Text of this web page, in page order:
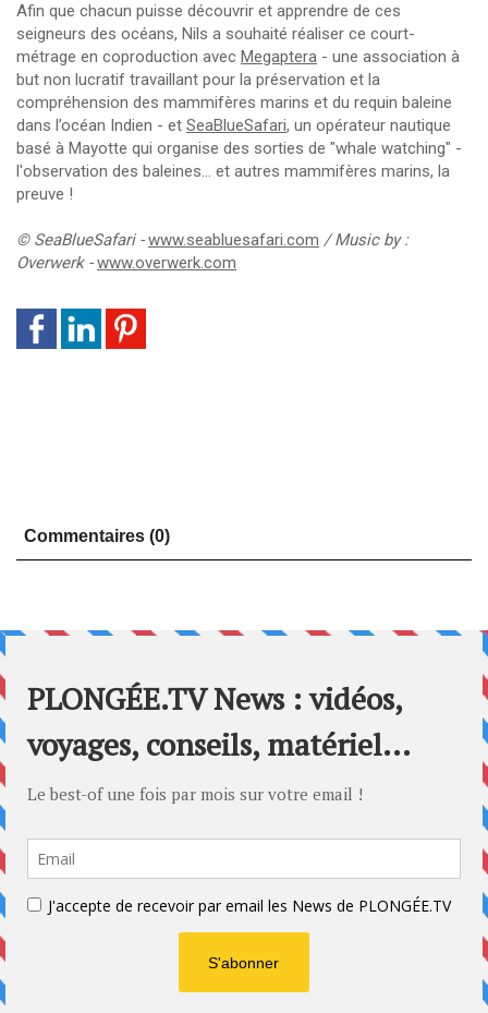
Afin que chacun puisse découvrir et apprendre de ces
seigneurs des océans, Nils a souhaité réaliser ce court-
métrage en coproduction avec Megaptera - une association à
but non lucratif travaillant pour la préservation et la
compréhension des mammifères marins et du requin baleine
dans l’océan Indien - et SeaBlueSafari, un opérateur nautique
basé à Mayotte qui organise des sorties de "whale watching" -
l'observation des baleines... et autres mammifères marins, la
preuve !
© SeaBlueSafari -www.seabluesafari.com / Music by :
Overwerk -www.overwerk.com
Commentaires (0)